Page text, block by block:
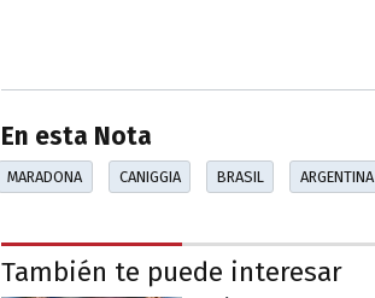
En esta Nota
MARADONA CANIGGIA BRASIL ARGENTINA
También te puede interesar